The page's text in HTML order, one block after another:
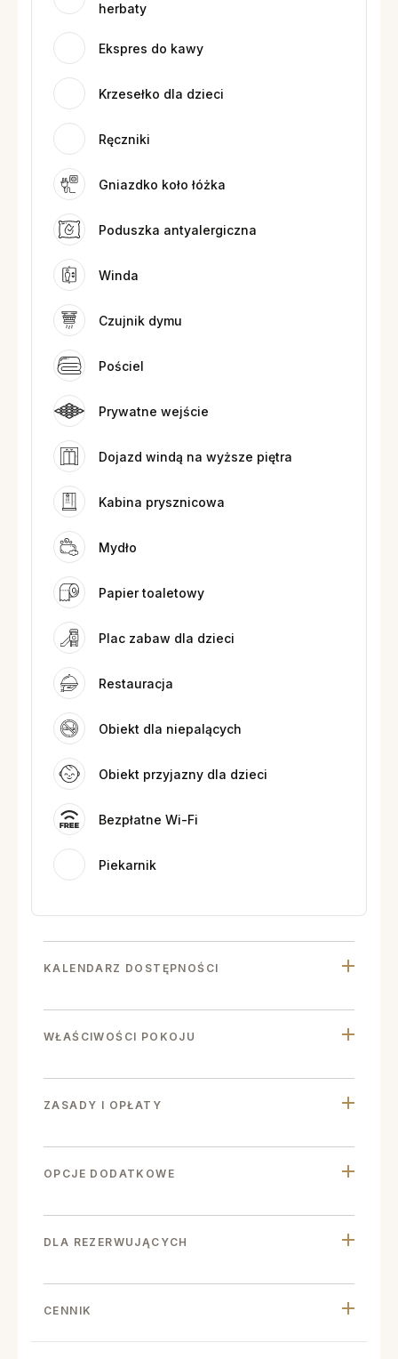
herbaty
Ekspres do kawy
Krzesełko dla dzieci
Ręczniki
Gniazdko koło łóżka
Poduszka antyalergiczna
Winda
Czujnik dymu
Pościel
Prywatne wejście
Dojazd windą na wyższe piętra
Kabina prysznicowa
Mydło
Papier toaletowy
Plac zabaw dla dzieci
Restauracja
Obiekt dla niepalących
Obiekt przyjazny dla dzieci
Bezpłatne Wi-Fi
Piekarnik
KALENDARZ DOSTĘPNOŚCI
WŁAŚCIWOŚCI POKOJU
ZASADY I OPŁATY
OPCJE DODATKOWE
DLA REZERWUJĄCYCH
CENNIK